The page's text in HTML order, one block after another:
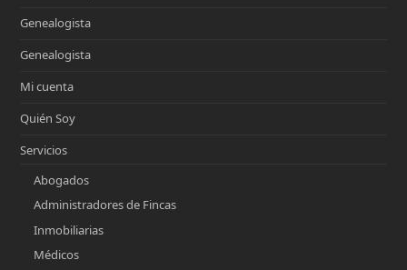
Genealogista
Genealogista
Mi cuenta
Quién Soy
Servicios
Abogados
Administradores de Fincas
Inmobiliarias
Médicos